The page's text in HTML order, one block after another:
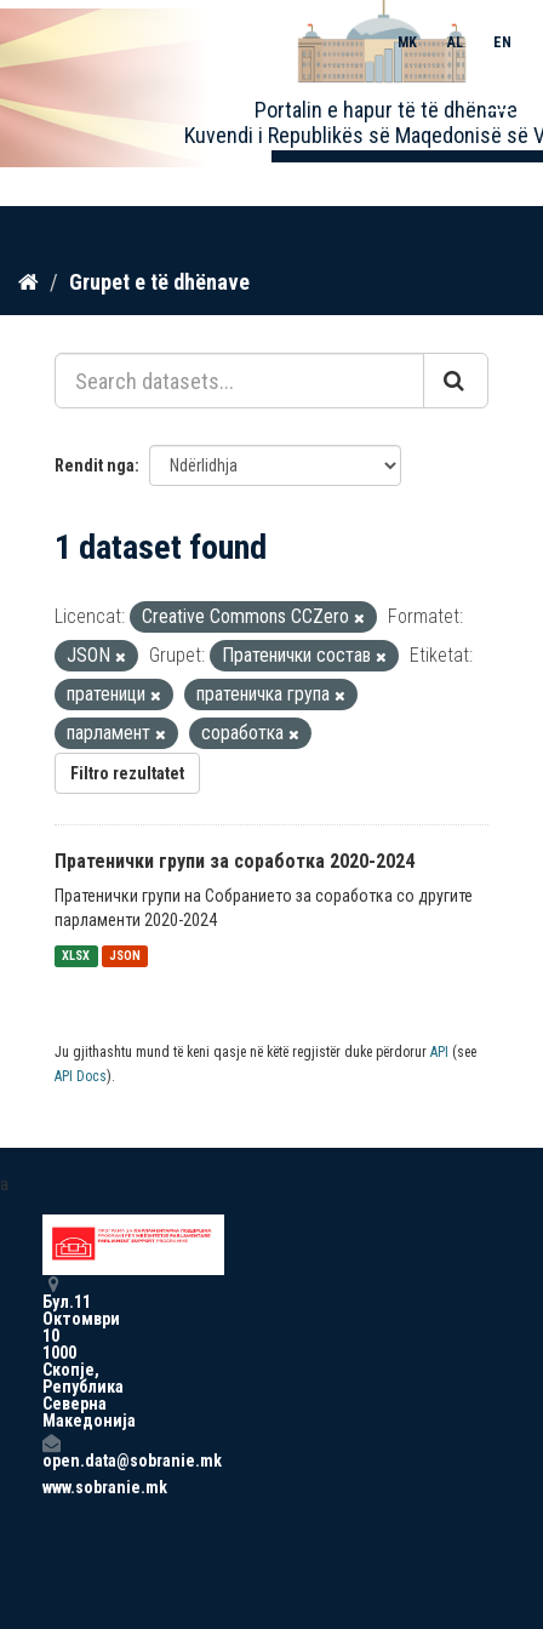
Kalo
përmbajtja
Portalin e hapur të të dhënave
Kuvendi i Republikës së Maqedonisë së
MK AL EN
Toggle
Grupet e të dhënave
Rendit nga
1 dataset found
Licencat: Creative Commons CCZero
Formatet:
JSON
Grupet: Пратенички состав
Etiketat:
пратеници
пратеничка група
парламент
соработка
Filtro rezultatet
Пратенички групи за соработка 2020-2024
Пратенички групи на Собранието за соработка со другите
парламенти 2020-2024
XLSX JSON
Ju gjithashtu mund të keni qasje në këtë regjistër duke përdorur API (see
API Docs).
a
Бул.11
Октомври
10
1000
Скопје,
Република
Северна
Македонија
open.data@sobranie.mk
www.sobranie.mk